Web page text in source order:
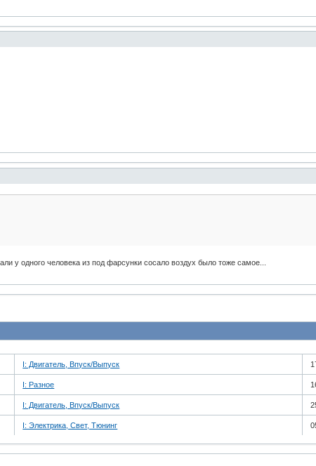
у одного человека из под фарсунки сосало воздух было тоже самое...
I: Двигатель, Впуск/Выпуск
I: Разное
I: Двигатель, Впуск/Выпуск
I: Электрика, Свет, Тюнинг